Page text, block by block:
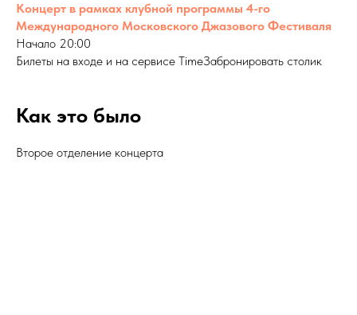
Концерт в рамках клубной программы 4-го
Международного Московского Джазового Фестиваля
Начало 20:00
Билеты на входе и на сервисе TimeЗабронировать столик
Как это было
Второе отделение концерта